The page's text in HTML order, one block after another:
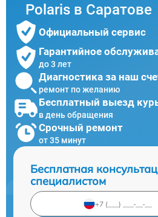
Polaris в Саратове
Официальный сервис
Гарантийное
до 3 лет
Диагностика за наш
ремонт по желанию
Бесплатный выезд
в день обращения
Срочный ремонт
от 35 минут
Бесплатная
специалистом